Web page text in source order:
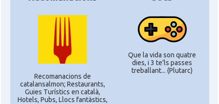
Recomanacions de
catalansalmon; Restaurants,
Guies Turístics en català,
Hotels, Pubs, Llocs fantàstics,
Que la vida son quatre
dies, i 3 te'ls passes
treballant... (Plutarc)